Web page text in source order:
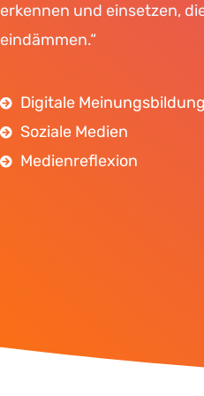
erkennen und einsetzen,
eindämmen.“
Digitale Meinungsbildung
Soziale Medien
Medienreflexion